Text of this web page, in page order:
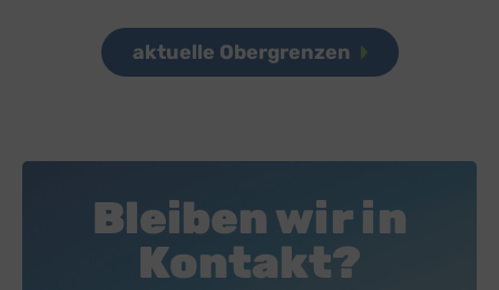
aktuelle Obergrenzen
Bleiben wir in
Kontakt?